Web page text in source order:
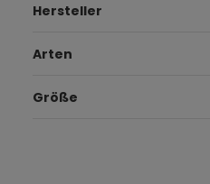
Hersteller
Arten
Größe